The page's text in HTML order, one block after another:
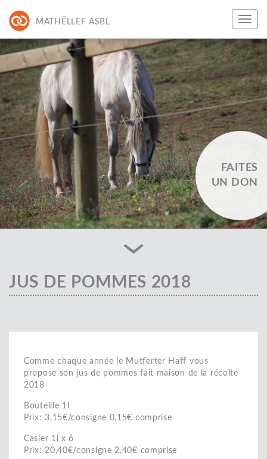
MATHËLLEF ASBL
FAITES
UN DON
JUS DE POMMES 2018
Comme chaque année le Mutferter Haff vous
propose son jus de pommes fait maison de la récolte
2018
Bouteille 1l
Prix: 3,15€/consigne 0,15€ comprise
Casier 1l x 6
Prix: 20,40€/consigne 2,40€ comprise